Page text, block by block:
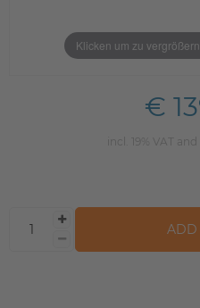
Klicken um zu
€
incl. 19% VAT and
ADD